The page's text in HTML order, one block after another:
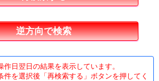
日翌日の結果を表示しています。
件を選択後「再検索する」ボタンを押してく